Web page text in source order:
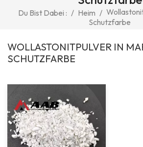
Du Bist Dabei : / Heim /
Schutzfarbe
WOLLASTONITPULVER IN
SCHUTZFARBE